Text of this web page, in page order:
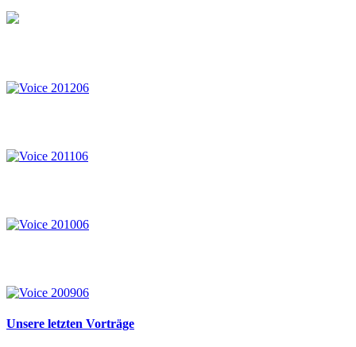
Unsere letzten Vorträge